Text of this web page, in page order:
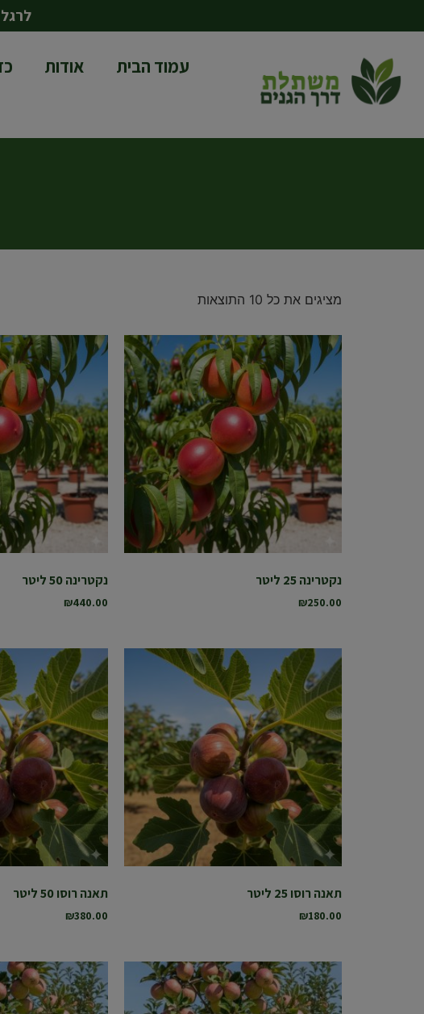
לרגל
עמוד הבית אודות
מציגים את כל ⁦10⁩ התוצאות
נקטרינה 25 ליטר
₪250.00
נקטרינה 50 ליטר
₪440.00
תאנה רוסו 25 ליטר
₪180.00
תאנה רוסו 50 ליטר
₪380.00